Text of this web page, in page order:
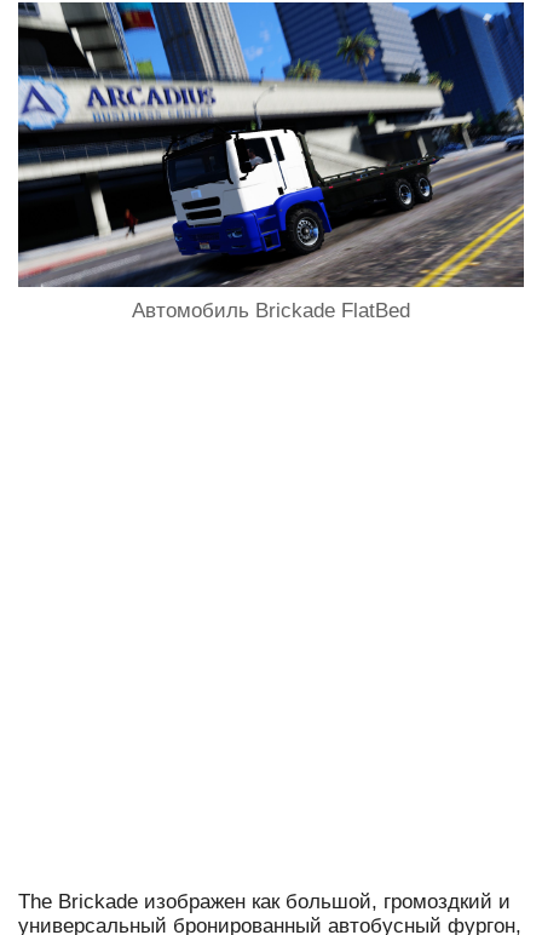
Автомобиль Brickade FlatBed
The Brickade изображен как большой, громоздкий и
универсальный бронированный автобусный фургон,